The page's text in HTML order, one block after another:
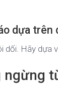
dựa trên
dối. Hãy dựa
ngừng